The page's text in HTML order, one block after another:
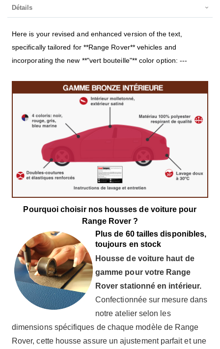
Détails
Here is your revised and enhanced version of the text,
specifically tailored for **Range Rover** vehicles and
incorporating the new **"vert bouteille"** color option: ---
Pourquoi choisir nos housses de voiture pour
Range Rover ?
Plus de 60 tailles disponibles,
toujours en stock
Housse de voiture haut de
gamme pour votre Range
Rover stationné en intérieur.
Confectionnée sur mesure dans
notre atelier selon les
dimensions spécifiques de chaque modèle de Range
Rover, cette housse assure un ajustement parfait et une